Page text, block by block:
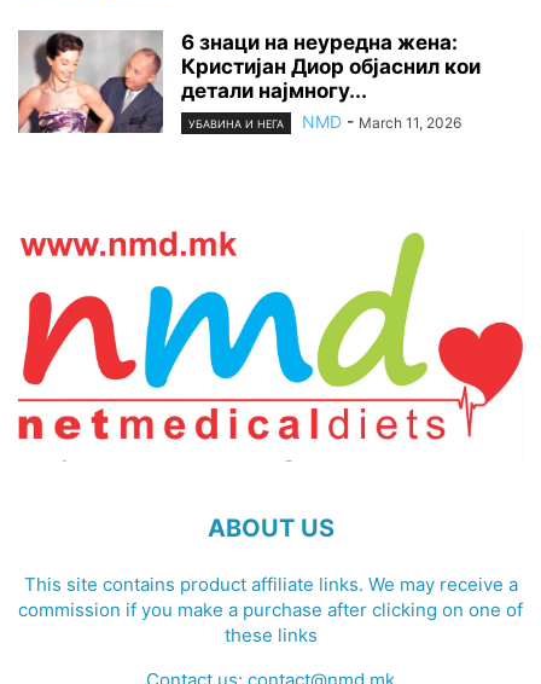
6 знаци на неуредна жена:
Кристијан Диор објаснил кои
детали најмногу...
УБАВИНА И НЕГА NMD - March 11, 2026
ABOUT US
This site contains product affiliate links. We may receive a
commission if you make a purchase after clicking on one of
these links